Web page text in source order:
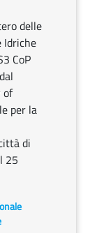
delle
Idriche
CoP
of
per la
di
25